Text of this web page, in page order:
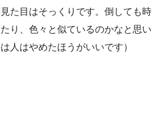
た目はそっくりです。倒しても時
り、色々と似ているのかなと思い
人はやめたほうがいいです）